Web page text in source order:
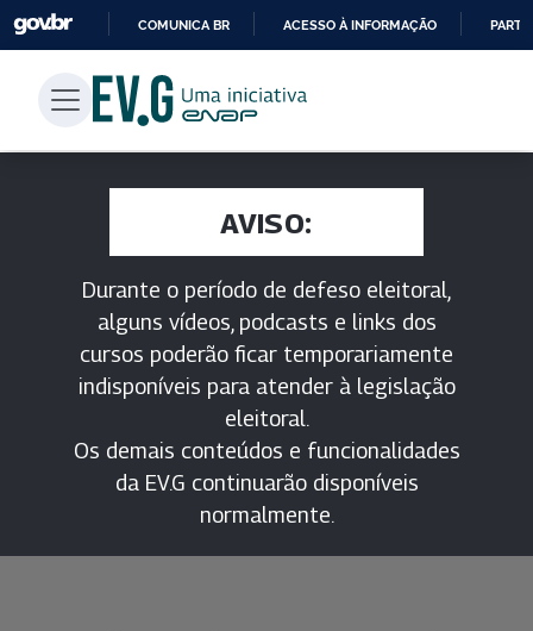
PARA
CONTEÚDO
COMUNICA BR ACESSO À INFORMAÇÃO
AVISO:
Durante o período de defeso eleitoral,
alguns vídeos, podcasts e links dos
cursos poderão ficar temporariamente
indisponíveis para atender à legislação
eleitoral.
Os demais conteúdos e funcionalidades
da EV.G continuarão disponíveis
normalmente.